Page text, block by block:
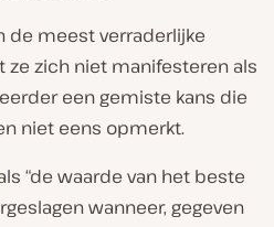
de meest verraderlijke
ze zich niet manifesteren als
een gemiste kans die
niet eens opmerkt.
“de waarde van het beste
wanneer, gegeven